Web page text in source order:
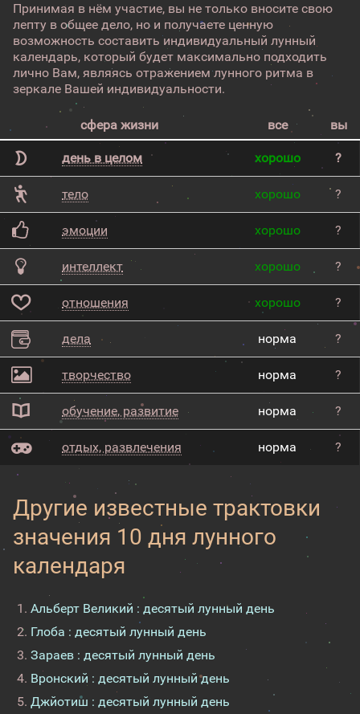
Принимая в нём участие, вы не только вносите свою
лепту в общее дело, но и получаете ценную
возможность составить индивидуальный лунный
календарь, который будет максимально подходить
лично Вам, являясь отражением лунного ритма в
зеркале Вашей индивидуальности.
сфера жизни все вы
день в целом хорошо ?
тело хорошо ?
эмоции хорошо ?
интеллект хорошо ?
отношения хорошо ?
дела норма ?
творчество норма ?
обучение, развитие норма ?
отдых, развлечения норма ?
Другие известные трактовки
значения 10 дня лунного
календаря
Альберт Великий : десятый лунный день
Глоба : десятый лунный день
Зараев : десятый лунный день
Вронский : десятый лунный день
Джйотиш : десятый лунный день